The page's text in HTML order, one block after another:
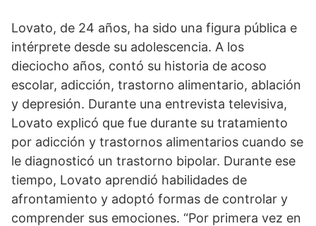
Lovato, de 24 años, ha sido una figura pública e
intérprete desde su adolescencia. A los
dieciocho años, contó su historia de acoso
escolar, adicción, trastorno alimentario, ablación
y depresión. Durante una entrevista televisiva,
Lovato explicó que fue durante su tratamiento
por adicción y trastornos alimentarios cuando se
le diagnosticó un trastorno bipolar. Durante ese
tiempo, Lovato aprendió habilidades de
afrontamiento y adoptó formas de controlar y
comprender sus emociones. “Por primera vez en